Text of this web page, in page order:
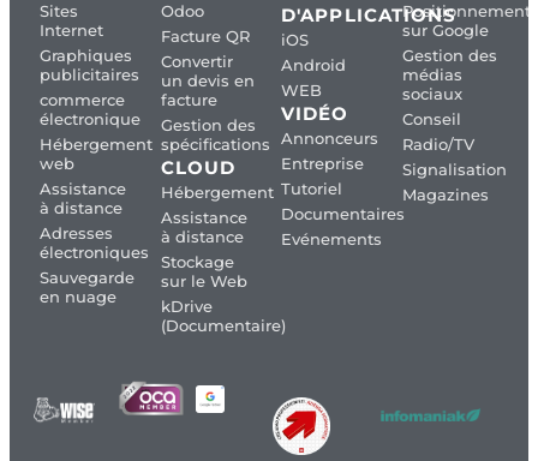
Sites
Internet
Graphiques
publicitaires
commerce
électronique
Hébergement
web
Assistance
à distance
Adresses
électroniques
Sauvegarde
en nuage
Odoo
Facture QR
Convertir
un devis en
facture
Gestion des
spécifications
CLOUD
Hébergement
Assistance
à distance
Stockage
sur le Web
kDrive
(Documentaire)
D'APPLICATIONS
iOS
Android
WEB
VIDÉO
Annonceurs
Entreprise
Tutoriel
Documentaires
Evénements
Positionnement
sur Google
Gestion des
médias
sociaux
Conseil
Radio/TV
Signalisation
Magazines